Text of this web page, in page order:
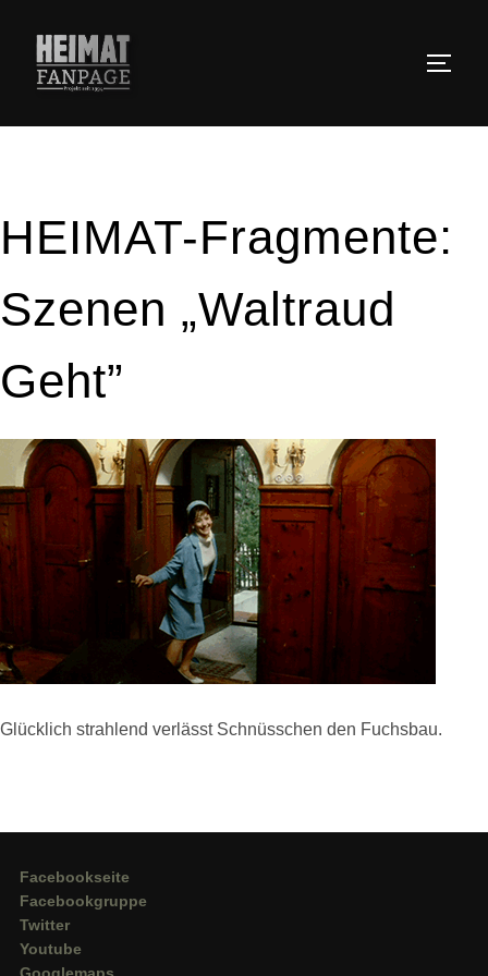
Inhalt
springen
HEIMAT-Fragmente:
Szenen „Waltraud
Geht”
Glücklich strahlend verlässt Schnüsschen den Fuchsbau.
Facebookseite
Facebookgruppe
Twitter
Youtube